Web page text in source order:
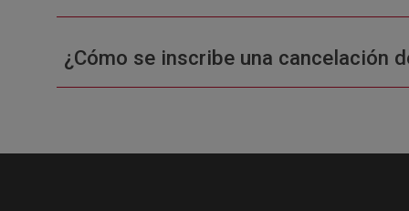
¿Cómo se inscribe una cancelación